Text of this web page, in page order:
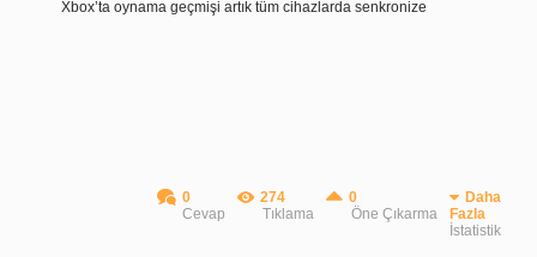
Xbox’ta oynama geçmişi artık tüm cihazlarda senkronize
0
Cevap
274
Tıklama
0
Öne Çıkarma
Daha
Fazla
İstatistik